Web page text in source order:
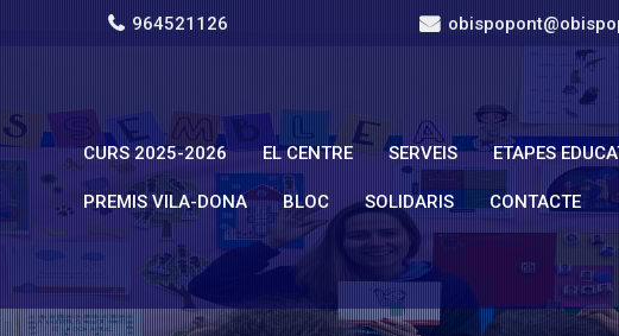
964521126
CURS 2025-2026 EL CENTRE SERVEIS ETAPES
PREMIS VILA-DONA BLOC SOLIDARIS CONTACTE